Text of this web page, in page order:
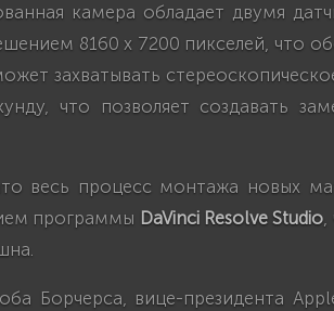
камера обладает двумя
8160 x 7200 пикселей, что
захватывать
что позволяет создавать
весь процесс монтажа новых
программы DaVinci Resolve Studio,
Борчерса, вице-президента